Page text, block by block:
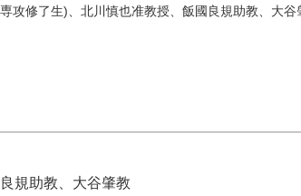
攻修了生)、北川慎也准教授、飯國良規助教、大
規助教、大谷肇教